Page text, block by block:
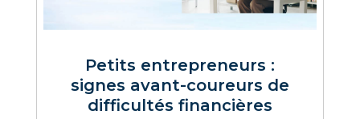
Petits entrepreneurs :
signes avant-coureurs de
difficultés financières